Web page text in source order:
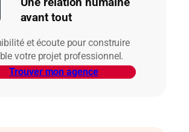
avant tout
et écoute pour construire
votre projet professionnel.
Trouver mon agence